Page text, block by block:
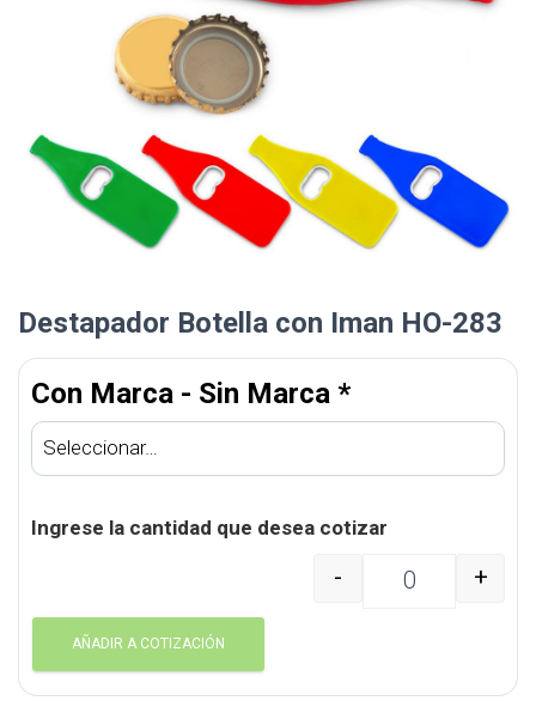
Destapador Botella con Iman HO-283
Con Marca - Sin Marca *
Ingrese la cantidad que desea cotizar
Destapador Botella
- +
AÑADIR A COTIZACIÓN